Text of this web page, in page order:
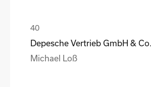
Depesche Vertrieb GmbH &
Michael Loß